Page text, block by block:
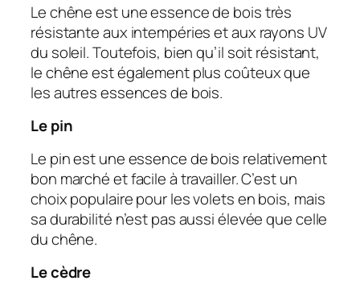
Le chêne est une essence de bois très
résistante aux intempéries et aux rayons UV
du soleil. Toutefois, bien qu’il soit résistant,
le chêne est également plus coûteux que
les autres essences de bois.
Le pin
Le pin est une essence de bois relativement
bon marché et facile à travailler. C’est un
choix populaire pour les volets en bois, mais
sa durabilité n’est pas aussi élevée que celle
du chêne.
Le cèdre